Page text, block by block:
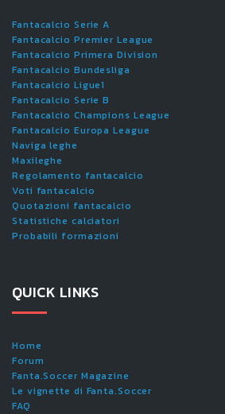
Fantacalcio Serie A
Fantacalcio Premier League
Fantacalcio Primera Division
Fantacalcio Bundesliga
Fantacalcio Ligue1
Fantacalcio Serie B
Fantacalcio Champions League
Fantacalcio Europa League
Naviga leghe
Maxileghe
Regolamento fantacalcio
Voti fantacalcio
Quotazioni fantacalcio
Statistiche calciatori
Probabili formazioni
QUICK LINKS
Home
Forum
Fanta.Soccer Magazine
Le vignette di Fanta.Soccer
FAQ